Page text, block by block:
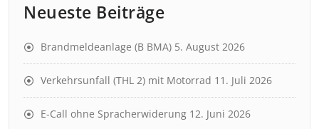
Neueste Beiträge
Brandmeldeanlage (B BMA) 5. August 2026
Verkehrsunfall (THL 2) mit Motorrad 11. Juli 2026
E-Call ohne Spracherwiderung 12. Juni 2026